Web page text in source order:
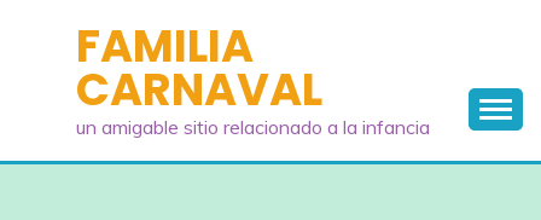
contenidoFAMILIA
CARNAVAL
un amigable sitio relacionado a la infancia